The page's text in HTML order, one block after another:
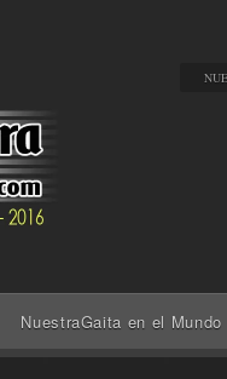
NuestraGaita en el Mundo